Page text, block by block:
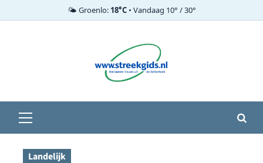
🌤️ Groenlo: 18°C• Vandaag 10° / 30°
menu
Landelijk